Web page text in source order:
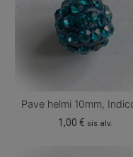
Pave helmi 10mm,
1,00€ sis alv.